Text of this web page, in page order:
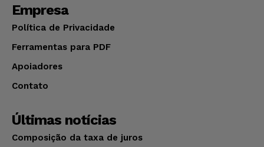
Empresa
Política de Privacidade
Ferramentas para PDF
Apoiadores
Contato
Últimas notícias
Composição da taxa de juros